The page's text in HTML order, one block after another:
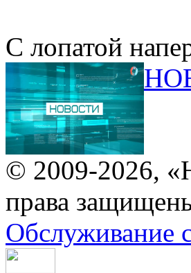
С лопатой
© 2009-2026,
права
Обслуживание